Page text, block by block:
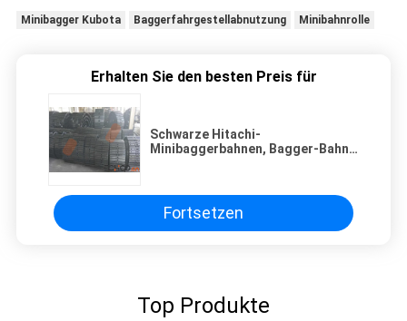
Minibagger Kubota Baggerfahrgestellabnutzung Minibahnrolle
Erhalten Sie den besten Preis für
Schwarze Hitachi-
Minibaggerbahnen, Bagger-Bahn
Fortsetzen
Top Produkte